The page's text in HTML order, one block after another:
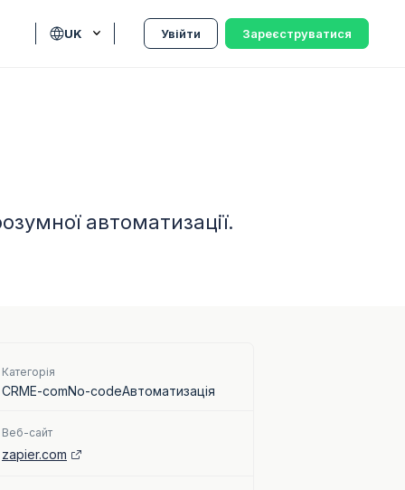
UK Увійти Зареєструватися
автоматизації.
Категорія
CRME-comNo-codeАвтоматизація
Веб-сайт
zapier.com